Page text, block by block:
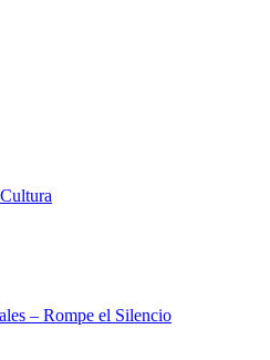
– Rompe el Silencio